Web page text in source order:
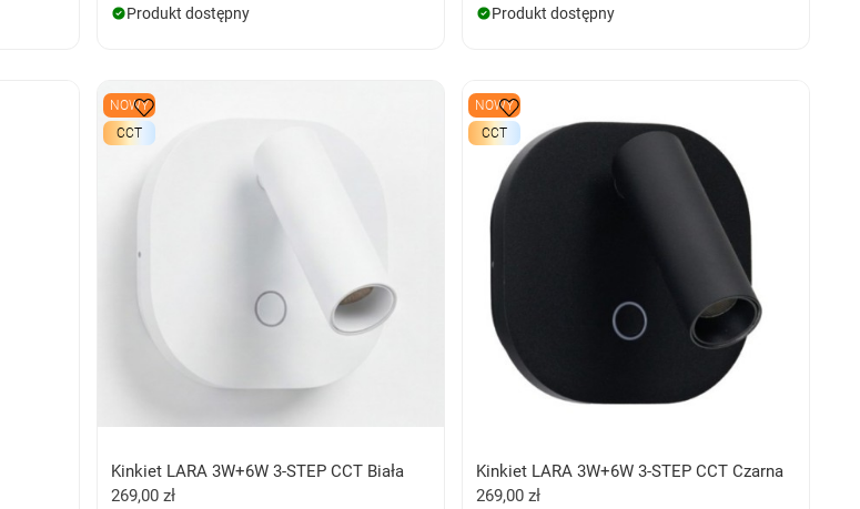
Produkt dostępny Produkt dostępny
NOWY
CCT
Kinkiet LARA 3W+6W 3-STEP CCT Biała
269,00 zł
NOWY
CCT
Kinkiet LARA 3W+6W 3-STEP CCT Czarna
269,00 zł